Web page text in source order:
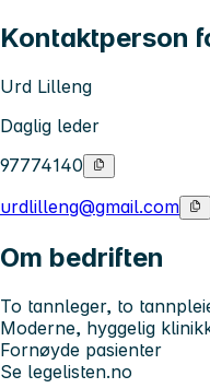
Kontaktperson
Urd Lilleng
Daglig leder
97774140
urdlilleng@gmail.com
Om bedriften
To tannleger, to
Moderne, hyggelig
Fornøyde pasienter
Se legelisten.no